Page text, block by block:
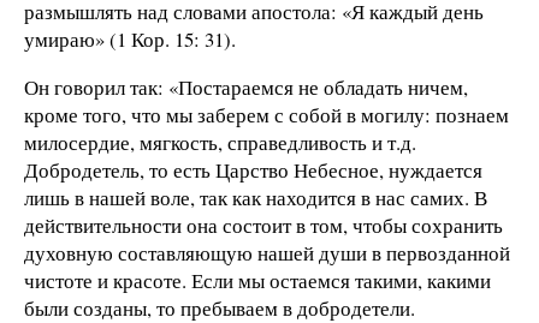
размышлять над словами апостола: «Я каждый день
умираю» (1 Кор. 15: 31).
Он говорил так: «Постараемся не обладать ничем,
кроме того, что мы заберем с собой в могилу: познаем
милосердие, мягкость, справедливость и т.д.
Добродетель, то есть Царство Небесное, нуждается
лишь в нашей воле, так как находится в нас самих. В
действительности она состоит в том, чтобы сохранить
духовную составляющую нашей души в первозданной
чистоте и красоте. Если мы остаемся такими, какими
были созданы, то пребываем в добродетели.